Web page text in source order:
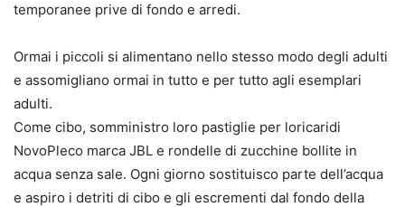
temporanee prive di fondo e arredi.
Ormai i piccoli si alimentano nello stesso modo degli adulti
e assomigliano ormai in tutto e per tutto agli esemplari
adulti.
Come cibo, somministro loro pastiglie per loricaridi
NovoPleco marca JBL e rondelle di zucchine bollite in
acqua senza sale. Ogni giorno sostituisco parte dell’acqua
e aspiro i detriti di cibo e gli escrementi dal fondo della